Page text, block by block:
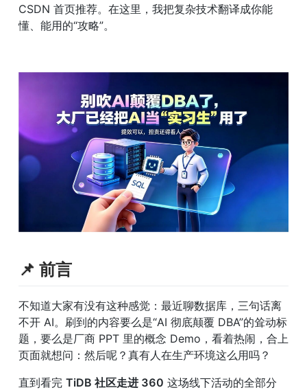
CSDN 首页推荐。在这里，我把复杂技术翻译成你能
懂、能用的“攻略”。
📌 前言
不知道大家有没有这种感觉：最近聊数据库，三句话离
不开 AI。刷到的内容要么是“AI 彻底颠覆 DBA”的耸动标
题，要么是厂商 PPT 里的概念 Demo，看着热闹，合上
页面就想问：然后呢？真有人在生产环境这么用吗？
直到看完 TiDB 社区走进 360 这场线下活动的全部分